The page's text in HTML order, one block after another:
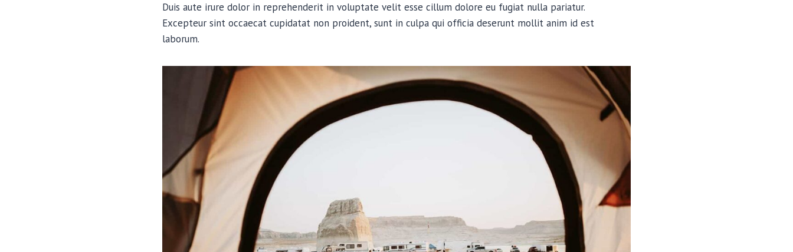
Duis aute irure dolor in reprehenderit in voluptate velit esse cillum dolore eu fugiat nulla pariatur.
Excepteur sint occaecat cupidatat non proident, sunt in culpa qui officia deserunt mollit anim id est
laborum.